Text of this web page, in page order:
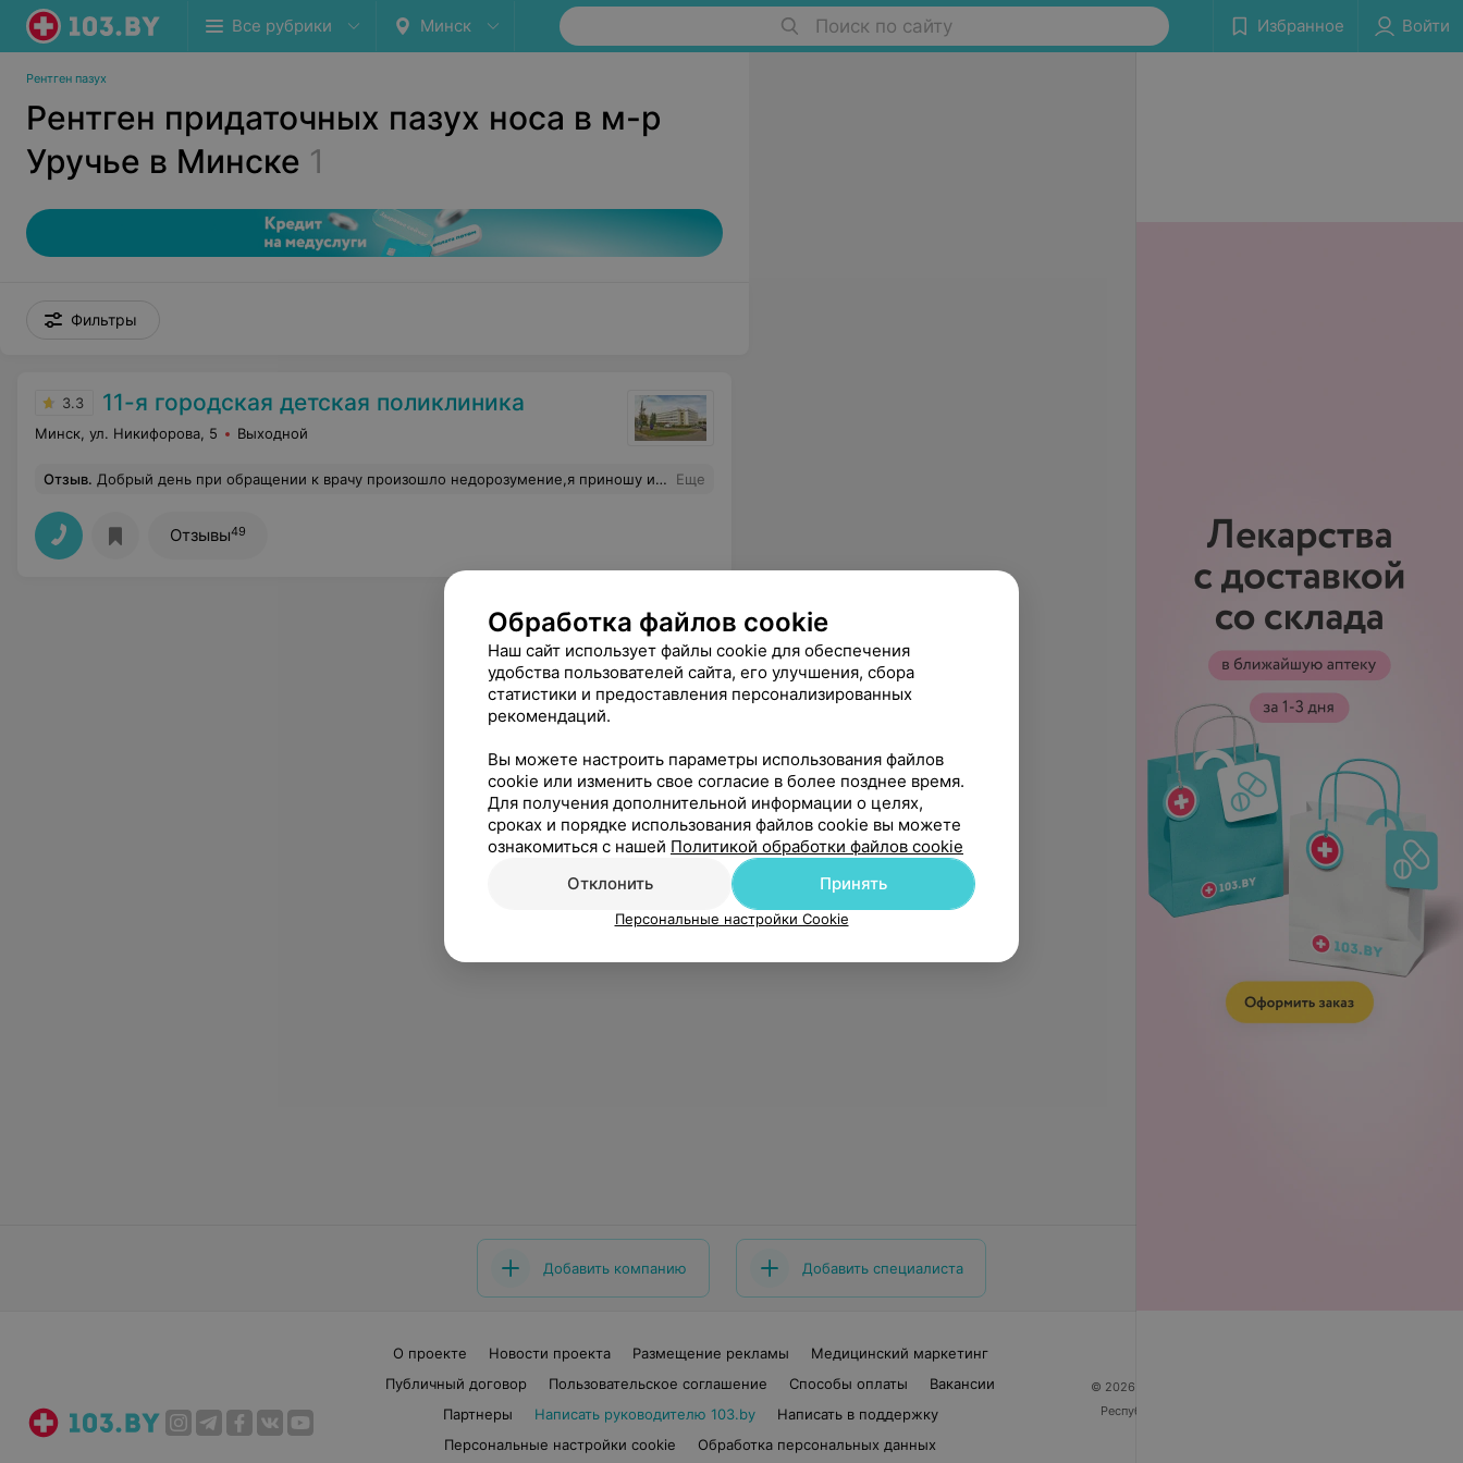
Все рубрики Минск Поиск по сайту Избранное Войти
Рентген пазух
Рентген придаточных пазух носа в м-р
Уручье в Минске 1
Фильтры
3.3 11-я городская детская поликлиника
Минск, ул. Никифорова, 5 Выходной
Отзыв. Добрый день при обращении к врачу произошло недорозумение,я приношу извинения и так же хочу выразить благодарность глав врачу Оксане Петровне за понимание,и врачу у которого был сын на приеме.Еще раз вас благодарю. С уважением Имамгулиева И П Еще
Отзывы49
Добавить компанию Добавить специалиста
О проекте Новости проекта Размещение рекламы
Медицинский маркетинг
Публичный договор
Пользовательское соглашение Способы оплаты
Вакансии
Партнеры
Написать руководителю 103.by
Написать в поддержку
Персональные настройки cookie
Обработка персональных данных
© 2026 ООО «Артокс Лаб», УНП 191700409
Республика Беларусь, г. Минск, улица Толбухина, 2,
Обработка файлов cookie
Наш сайт использует файлы cookie для обеспечения
удобства пользователей сайта, его улучшения, сбора
статистики и предоставления персонализированных
рекомендаций.
Вы можете настроить параметры использования файлов
cookie или изменить свое согласие в более позднее время.
Для получения дополнительной информации о целях,
сроках и порядке использования файлов cookie вы можете
ознакомиться с нашей Политикой обработки файлов cookie
Отклонить
Принять
Персональные настройки Cookie